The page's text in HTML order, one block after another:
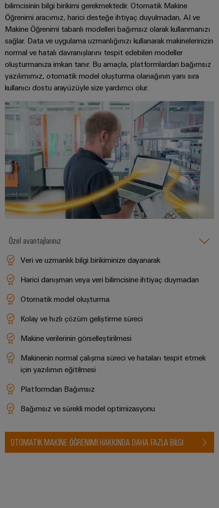
Değiştirilmiş
ve
monte
edilmiş
muhafazalar
Özel
montajları
Ürün
inovasyonları
Endüstriniz için
pratik
bağlantılar.
Endüstriyel
Bağlantı
inovasyonlarımız.
Kontrolü
mühendislikte
kolay ve hızlı
bilimcisinin bilgi birikimi gerekmektedir. Otomatik Makine
Öğrenimi aracımız, harici desteğe ihtiyaç duyulmadan, AI ve
Makine Öğrenimi tabanlı modelleri bağımsız olarak kullanmanızı
sağlar. Data ve uygulama uzmanlığınızı kullanarak makinelerinizin
normal ve hatalı davranışlarını tespit edebilen modeller
oluşturmanıza imkan tanır. Bu amaçla, platformlardan bağımsız
yazılımımız, otomatik model oluşturma olanağının yanı sıra
kullanıcı dostu arayüzüyle size yardımcı olur.
Özel avantajlarınız
Veri ve uzmanlık bilgi birikiminize dayanarak
Harici danışman veya veri bilimcisine ihtiyaç duymadan
Otomatik model oluşturma
Kolay ve hızlı çözüm geliştirme süreci
Makine verilerinin görselleştirilmesi
Makinenin normal çalışma süreci ve hataları tespit etmek
için yazılımın eğitilmesi
Platformdan Bağımsız
Bağımsız ve sürekli model optimizasyonu
OTOMATIK MAKINE ÖĞRENIMI HAKKINDA DAHA FAZLA BILGI